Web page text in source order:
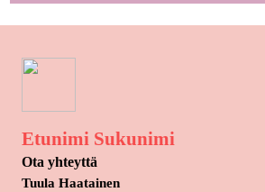
Etunimi Sukunimi
Ota yhteyttä
Tuula Haatainen